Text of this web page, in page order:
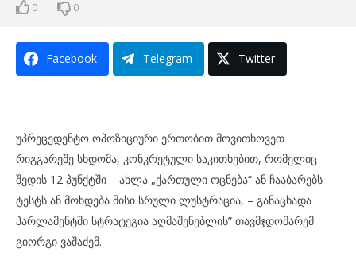
0 0
Facebook Telegram Twitter
უპრეცედენტო ოპოზიციური ერთობით მოვითხოვეთ
რიგგარეშე სხდომა, კონკრეტული საკითხებით, რომელიც
შედის 12 პუნქტში – ახლა „ქართული ოცნება“ ან ჩააბარებს
ტესტს ან მოხდება მისი სრული ლუსტრაცია, – განაცხადა
პარლამენტში სტრატეგია აღმაშენებლის” თავმჯდომარემ
გიორგი ვაშაძემ.